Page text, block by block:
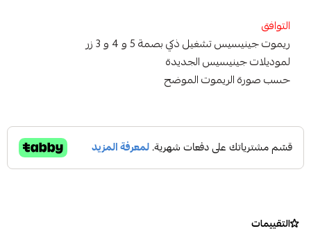
التوافق
ريموت جينيسيس تشغيل ذكي بصمة 5 و 4 و 3 زر
لموديلات جينيسيس الجديدة
حسب صورة الريموت الموضح
التقييمات